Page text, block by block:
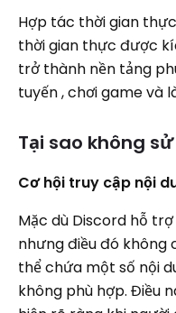
Hợp tác thời gian
thời gian thực được
trở thành nền tảng
tuyến , chơi game và
Tại sao không
Cơ hội truy cập nội
Mặc dù Discord hỗ
nhưng điều đó không
thể chứa một số nội
không phù hợp. Điều